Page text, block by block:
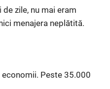
zile, nu mai eram
menajera neplătită.
Peste 35.000